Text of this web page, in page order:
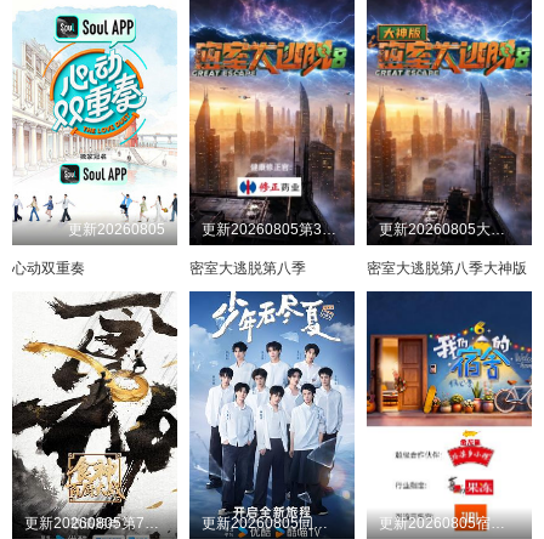
更新20260805
心动双重奏
更新20260805第3期：公馆离情Ⅰ上
密室大逃脱第八季
更新20260805大神版第3期：密神团飙戏圆谎二
密室大逃脱第八季大神版
更新20260805第7期上 更新20260805同学录 更新20260805宿舍不熄灯第11期